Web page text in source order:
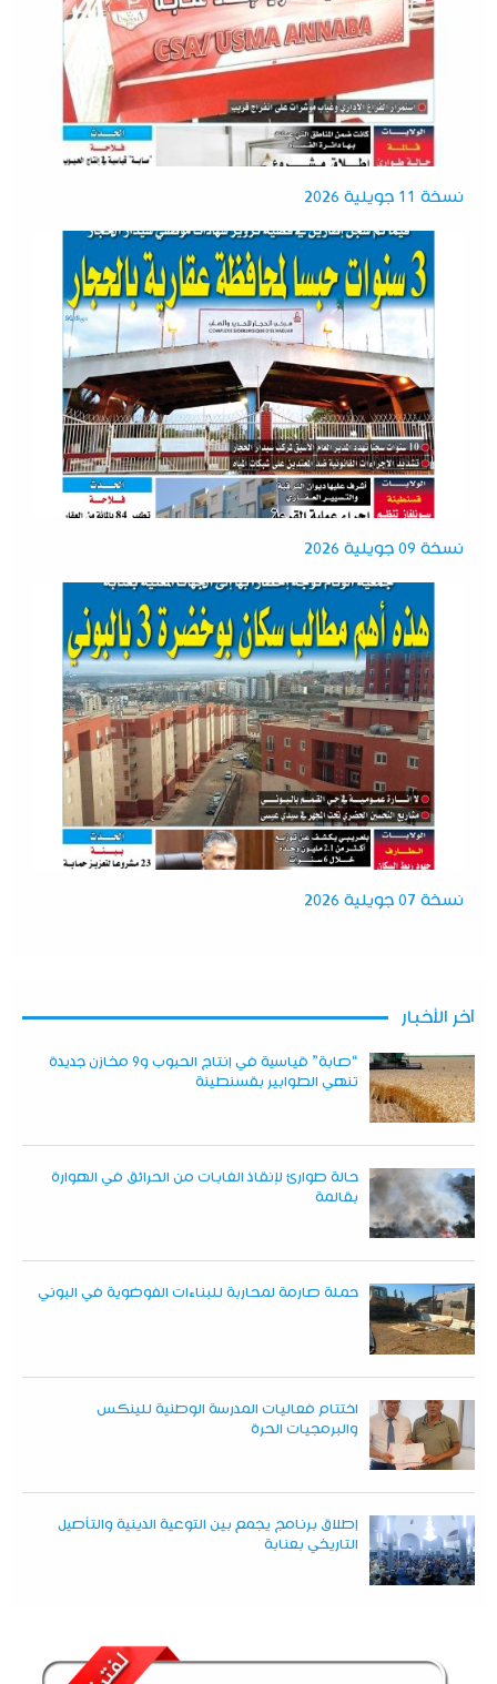
نسخة 11 جويلية 2026
نسخة 09 جويلية 2026
نسخة 07 جويلية 2026
آخر الأخبار
“صابة” قياسية في إنتاج الحبوب و9 مخازن جديدة
تنهي الطوابير بقسنطينة
حالة طوارئ لإنقاذ الغابات من الحرائق في الهوارة
بقالمة
حملة صارمة لمحاربة للبناءات الفوضوية في البوني
اختتام فعاليات المدرسة الوطنية للينكس
والبرمجيات الحرة
إطلاق برنامج يجمع بين التوعية الدينية والتأصيل
التاريخي بعنابة